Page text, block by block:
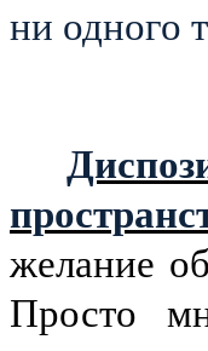
ни одного
желание
Просто